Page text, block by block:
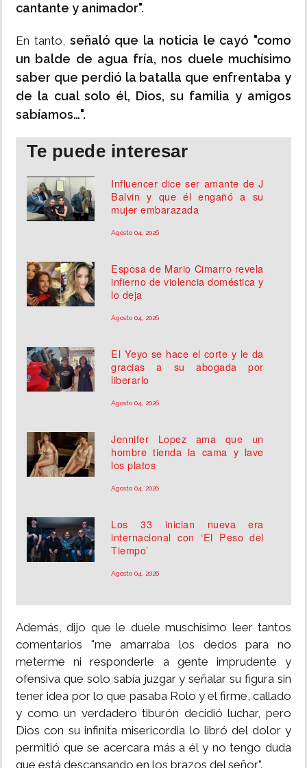
cantante y animador".
En tanto, señaló que la noticia le cayó "como
un balde de agua fría, nos duele muchísimo
saber que perdió la batalla que enfrentaba y
de la cual solo él, Dios, su familia y amigos
sabíamos…".
Te puede interesar
Influencer dice ser amante de J
Balvin y que él engañó a su
mujer embarazada
Agosto 04, 2026
Esposa de Mario Cimarro revela
infierno de violencia doméstica y
lo deja
Agosto 04, 2026
El Yeyo se hace el corte y le da
gracias a su abogada por
liberarlo
Agosto 04, 2026
Jennifer Lopez ama que un
hombre tienda la cama y lave
los platos
Agosto 04, 2026
Los 33 inician nueva era
internacional con ‘El Peso del
Tiempo’
Agosto 04, 2026
Además, dijo que le duele muschísimo leer tantos
comentarios "me amarraba los dedos para no
meterme ni responderle a gente imprudente y
ofensiva que solo sabía juzgar y señalar su figura sin
tener idea por lo que pasaba Rolo y el firme, callado
y como un verdadero tiburón decidió luchar, pero
Dios con su infinita misericordia lo libró del dolor y
permitió que se acercara más a él y no tengo duda
que está descansando en los brazos del señor".